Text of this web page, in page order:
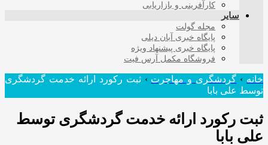
کارآفرینی و بازاریابی
سایر
مجله گولت
پایگاه خبری آبان دیلی
پایگاه خبری پیشنهاد ویژه
فروشگاه مکمل آرس فیت
خانه › گردشگری و مهاجرت ›ثبت رکورد ارائه خدمت گردشگری
توسط علی بابا
ثبت رکورد ارائه خدمت گردشگری توسط
علی بابا